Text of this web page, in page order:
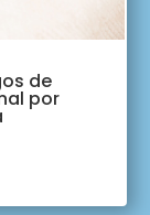
de
por